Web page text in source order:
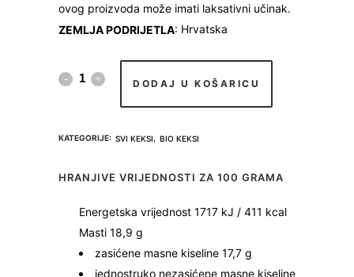
ovog proizvoda može imati laksativni učinak.
ZEMLJA PODRIJETLA: Hrvatska
BIO
quantity
DODAJ U KOŠARICU
KATEGORIJE: SVI KEKSI BIO KEKSI
HRANJIVE VRIJEDNOSTI ZA 100 GRAMA
Energetska vrijednost 1717 kJ / 411 kcal
Masti 18,9 g
zasićene masne kiseline 17,7 g
jednostruko nezasićene masne kiseline